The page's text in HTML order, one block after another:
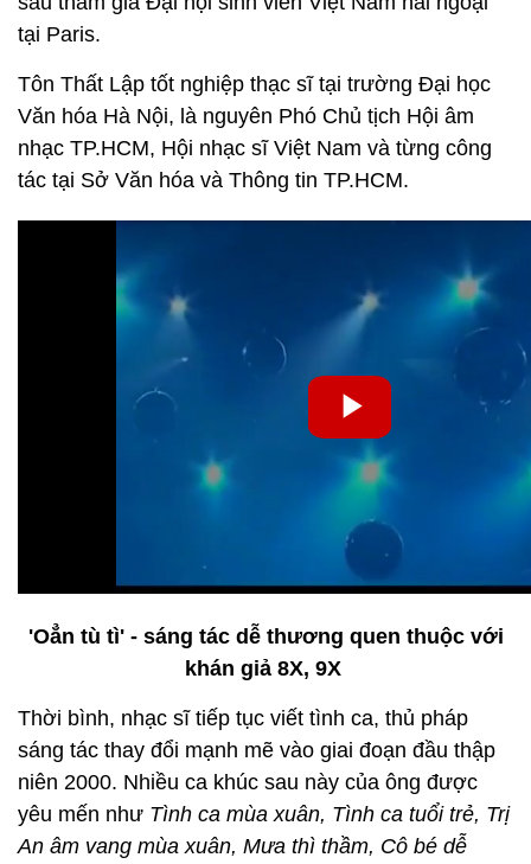
tại Paris.
Tôn Thất Lập tốt nghiệp thạc sĩ tại trường Đại học
Văn hóa Hà Nội, là nguyên Phó Chủ tịch Hội âm
nhạc TP.HCM, Hội nhạc sĩ Việt Nam và từng công
tác tại Sở Văn hóa và Thông tin TP.HCM.
'Oẳn tù tì' - sáng tác dễ thương quen thuộc với
khán giả 8X, 9X
Thời bình, nhạc sĩ tiếp tục viết tình ca, thủ pháp
sáng tác thay đổi mạnh mẽ vào giai đoạn đầu thập
niên 2000. Nhiều ca khúc sau này của ông được
yêu mến như Tình ca mùa xuân, Tình ca tuổi trẻ, Trị
An âm vang mùa xuân, Mưa thì thầm, Cô bé dễ